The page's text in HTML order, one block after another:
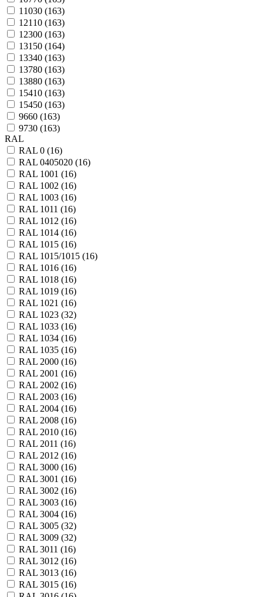
11030 (163)
12110 (163)
12300 (163)
13150 (164)
13340 (163)
13780 (163)
13880 (163)
15410 (163)
15450 (163)
9660 (163)
9730 (163)
RAL
RAL 0 (16)
RAL 0405020 (16)
RAL 1001 (16)
RAL 1002 (16)
RAL 1003 (16)
RAL 1011 (16)
RAL 1012 (16)
RAL 1014 (16)
RAL 1015 (16)
RAL 1015/1015 (16)
RAL 1016 (16)
RAL 1018 (16)
RAL 1019 (16)
RAL 1021 (16)
RAL 1023 (32)
RAL 1033 (16)
RAL 1034 (16)
RAL 1035 (16)
RAL 2000 (16)
RAL 2001 (16)
RAL 2002 (16)
RAL 2003 (16)
RAL 2004 (16)
RAL 2008 (16)
RAL 2010 (16)
RAL 2011 (16)
RAL 2012 (16)
RAL 3000 (16)
RAL 3001 (16)
RAL 3002 (16)
RAL 3003 (16)
RAL 3004 (16)
RAL 3005 (32)
RAL 3009 (32)
RAL 3011 (16)
RAL 3012 (16)
RAL 3013 (16)
RAL 3015 (16)